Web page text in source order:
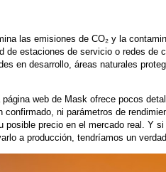
las emisiones de CO₂ y la
de estaciones de servicio o redes de
en desarrollo, áreas naturales
web de Mask ofrece pocos
ni parámetros de
posible precio en el mercado real. Y
a producción, tendríamos un